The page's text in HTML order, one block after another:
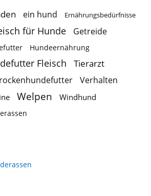
ein hund Ernährungsbedürfnisse
für Hunde Getreide
Hundeernährung
Fleisch
Tierarzt
Verhalten
Welpen Windhund